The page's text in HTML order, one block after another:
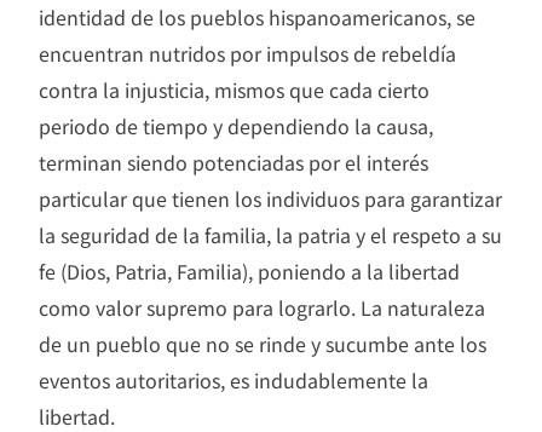
identidad de los pueblos hispanoamericanos, se
encuentran nutridos por impulsos de rebeldía
contra la injusticia, mismos que cada cierto
periodo de tiempo y dependiendo la causa,
terminan siendo potenciadas por el interés
particular que tienen los individuos para garantizar
la seguridad de la familia, la patria y el respeto a su
fe (Dios, Patria, Familia), poniendo a la libertad
como valor supremo para lograrlo. La naturaleza
de un pueblo que no se rinde y sucumbe ante los
eventos autoritarios, es indudablemente la
libertad.